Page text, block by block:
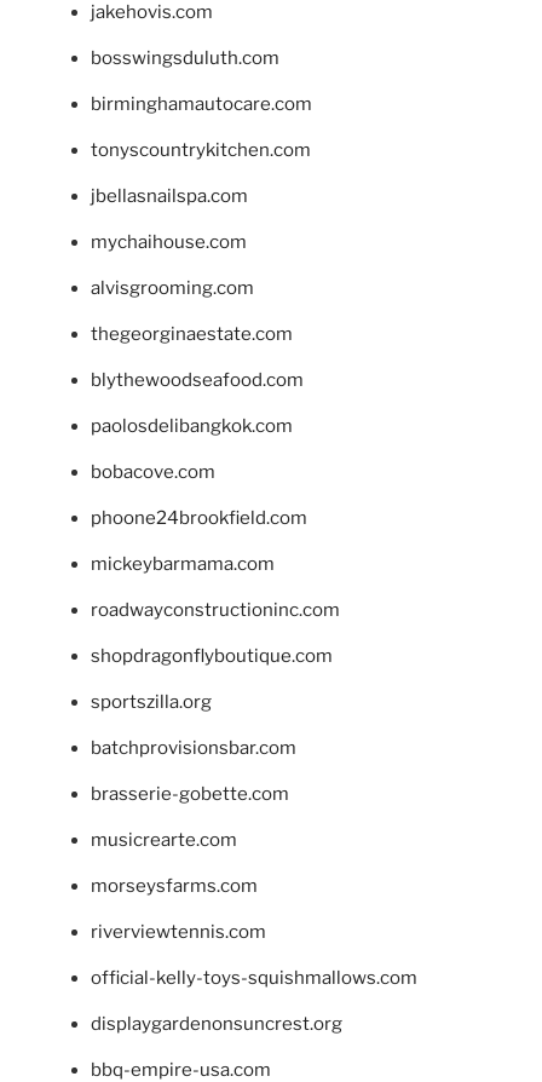
jakehovis.com
bosswingsduluth.com
birminghamautocare.com
tonyscountrykitchen.com
jbellasnailspa.com
mychaihouse.com
alvisgrooming.com
thegeorginaestate.com
blythewoodseafood.com
paolosdelibangkok.com
bobacove.com
phoone24brookfield.com
mickeybarmama.com
roadwayconstructioninc.com
shopdragonflyboutique.com
sportszilla.org
batchprovisionsbar.com
brasserie-gobette.com
musicrearte.com
morseysfarms.com
riverviewtennis.com
official-kelly-toys-squishmallows.com
displaygardenonsuncrest.org
bbq-empire-usa.com